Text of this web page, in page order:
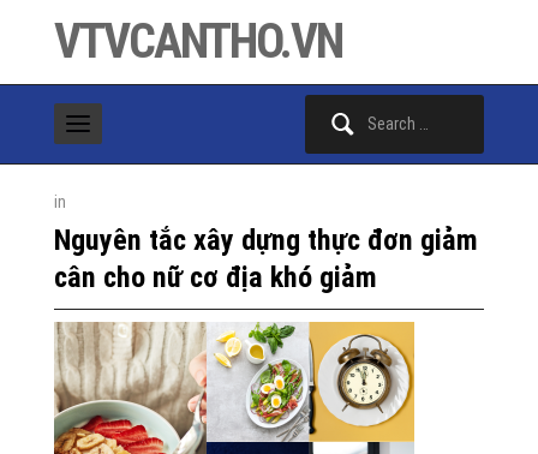
VTVCANTHO.VN
in
Nguyên tắc xây dựng thực đơn giảm
cân cho nữ cơ địa khó giảm